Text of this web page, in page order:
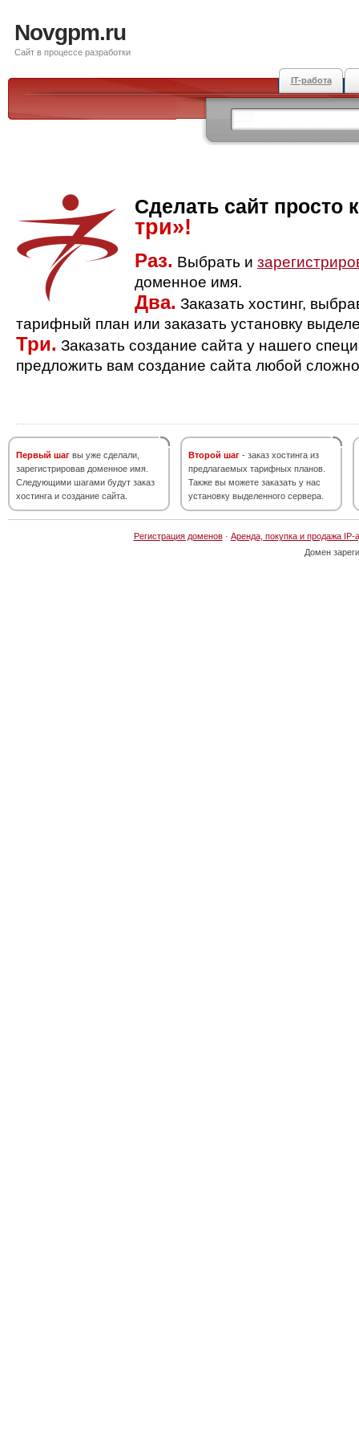
Novgpm.ru
Сайт в процессе разработки
IT-работа
Сделать сайт просто
три»!
Раз. Выбрать и
доменное имя.
Два. Заказать хостинг,
тарифный план или заказать установку
Три. Заказать создание сайта у нашего
предложить вам создание сайта любой
Первый шаг вы уже сделали,
зарегистрировав доменное имя.
Следующими шагами будут заказ
хостинга и создание сайта.
Второй шаг - заказ хостинга из
предлагаемых тарифных планов.
Также вы можете заказать у нас
установку выделенного сервера.
Регистрация доменов· Аренда, покупка и продажа IP-
Домен